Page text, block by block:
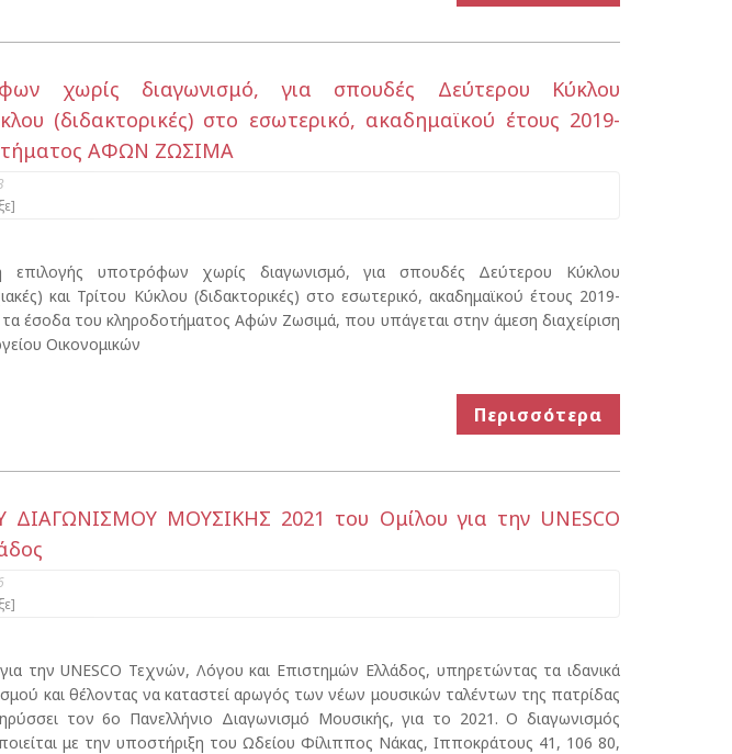
χωρίς διαγωνισμό, για σπουδές Δεύτερου Κύκλου
(διδακτορικές) στο εσωτερικό, ακαδημαϊκού έτους 2019-
ΑΦΩΝ ΖΩΣΙΜΑ
επιλογής υποτρόφων χωρίς διαγωνισμό, για σπουδές Δεύτερου Κύκλου
και Τρίτου Κύκλου (διδακτορικές) στο εσωτερικό, ακαδημαϊκού έτους 2019-
έσοδα του κληροδοτήματος Αφών Ζωσιμά, που υπάγεται στην άμεση διαχείριση
Οικονομικών
Περισσότερα
ΜΟΥΣΙΚΗΣ 2021 του Ομίλου για την UNESCO
την UNESCO Τεχνών, Λόγου και Επιστημών Ελλάδος, υπηρετώντας τα ιδανικά
και θέλοντας να καταστεί αρωγός των νέων μουσικών ταλέντων της πατρίδας
τον 6ο Πανελλήνιο Διαγωνισμό Μουσικής, για το 2021. Ο διαγωνισμός
με την υποστήριξη του Ωδείου Φίλιππος Νάκας, Ιπποκράτους 41, 106 80,